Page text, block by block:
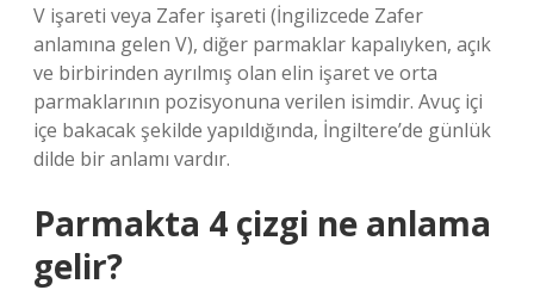
V işareti veya Zafer işareti (İngilizcede Zafer
anlamına gelen V), diğer parmaklar kapalıyken, açık
ve birbirinden ayrılmış olan elin işaret ve orta
parmaklarının pozisyonuna verilen isimdir. Avuç içi
içe bakacak şekilde yapıldığında, İngiltere’de günlük
dilde bir anlamı vardır.
Parmakta 4 çizgi ne anlama
gelir?